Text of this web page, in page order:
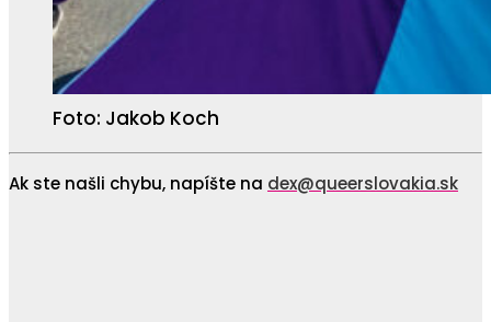
Foto: Jakob Koch
Ak ste našli chybu, napíšte na dex@queerslovakia.sk